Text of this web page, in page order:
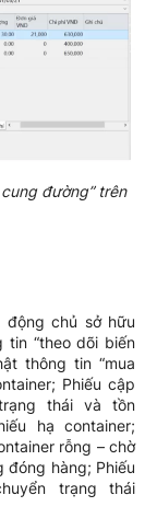
đường” trên
động chủ sở hữu
tin “theo dõi biến
thông tin “mua
Phiếu cập
thái và tồn
hạ container;
rỗng – chờ
đóng hàng; Phiếu
trạng thái